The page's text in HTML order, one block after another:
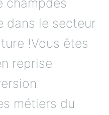
dans le secteur
!Vous êtes
reprise
métiers du